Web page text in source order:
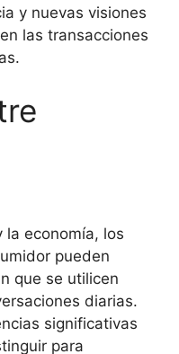
y nuevas visiones
las transacciones
la economía, los
pueden
que se utilicen
diarias.
significativas
para